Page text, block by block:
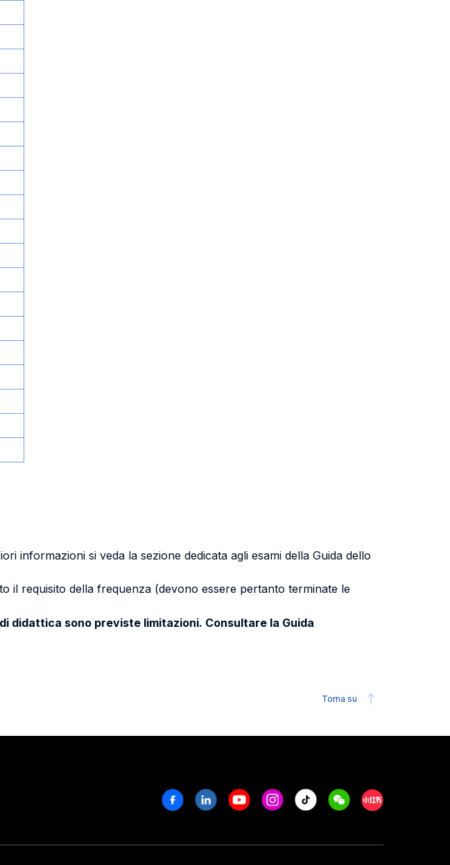
informazioni si veda la sezione dedicata agli esami della Guida dello
il requisito della frequenza (devono essere pertanto terminate le
didattica sono previste limitazioni. Consultare la Guida
Torna su
FacebookLinkedinYoutubeInstagram
Tiktok WeechatXiaohongshu/